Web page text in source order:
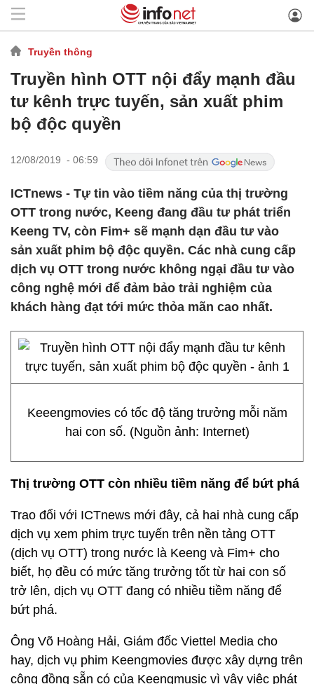
Truyền thông
Truyền hình OTT nội đẩy mạnh đầu
tư kênh trực tuyến, sản xuất phim
bộ độc quyền
12/08/2019 - 06:59
ICTnews - Tự tin vào tiềm năng của thị trường
OTT trong nước, Keeng đang đầu tư phát triển
Keeng TV, còn Fim+ sẽ mạnh dạn đầu tư vào
sản xuất phim bộ độc quyền. Các nhà cung cấp
dịch vụ OTT trong nước không ngại đầu tư vào
công nghệ mới để đảm bảo trải nghiệm của
khách hàng đạt tới mức thỏa mãn cao nhất.
Keeengmovies có tốc độ tăng trưởng mỗi năm
hai con số. (Nguồn ảnh: Internet)
Thị trường OTT còn nhiều tiềm năng để bứt phá
Trao đổi với ICTnews mới đây, cả hai nhà cung cấp
dịch vụ xem phim trực tuyến trên nền tảng OTT
(dịch vụ OTT) trong nước là Keeng và Fim+ cho
biết, họ đều có mức tăng trưởng tốt từ hai con số
trở lên, dịch vụ OTT đang có nhiều tiềm năng để
bứt phá.
Ông Võ Hoàng Hải, Giám đốc Viettel Media cho
hay, dịch vụ phim Keengmovies được xây dựng trên
cộng đồng sẵn có của Keengmusic vì vậy việc phát